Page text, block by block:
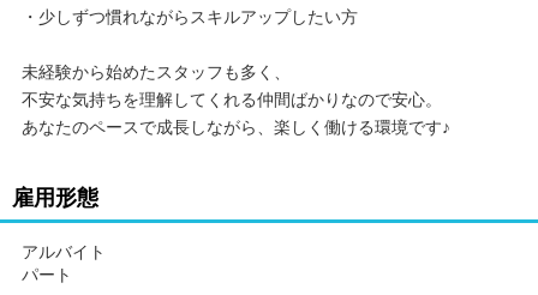
・少しずつ慣れながらスキルアップしたい方
未経験から始めたスタッフも多く、
不安な気持ちを理解してくれる仲間ばかりなので安心。
あなたのペースで成長しながら、楽しく働ける環境です♪
雇用形態
アルバイト
パート